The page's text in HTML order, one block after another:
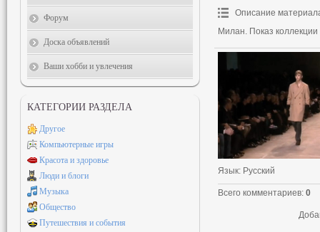
Описание
Милан. Показ коллекции
Язык: Русский
Всего комментариев: 0
Форум
Доска объявлений
Ваши хобби и увлечения
КАТЕГОРИИ РАЗДЕЛА
Другое
Компьютерные игры
Красота и здоровье
Люди и блоги
Музыка
Общество
Путешествия и события